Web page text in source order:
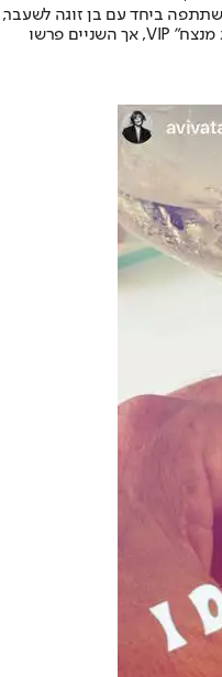
ביחד עם בן זוגה לשעבר,
ערן ברנע, בעונה השניה של התוכנית "זוג מנצח" VIP, אך השניים פרשו